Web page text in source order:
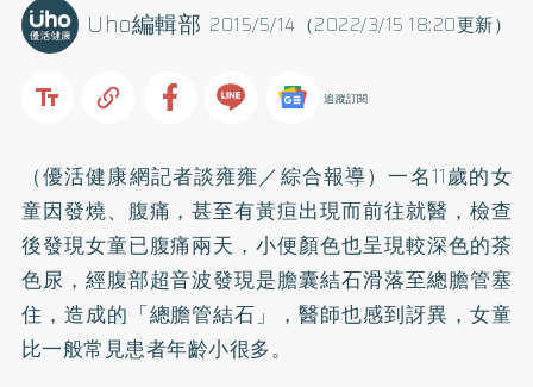
2015/5/14（2022/3/15 18:20更新）
Uho編輯部
追蹤訂閱
（優活健康網記者談雍雍／綜合報導）一名11歲的女
童因發燒、腹痛，甚至有黃疸出現而前往就醫，檢查
後發現女童已腹痛兩天，小便顏色也呈現較深色的茶
色尿，經腹部超音波發現是膽囊結石滑落至總膽管塞
住，造成的「總膽管結石」，醫師也感到訝異，女童
比一般常見患者年齡小很多。